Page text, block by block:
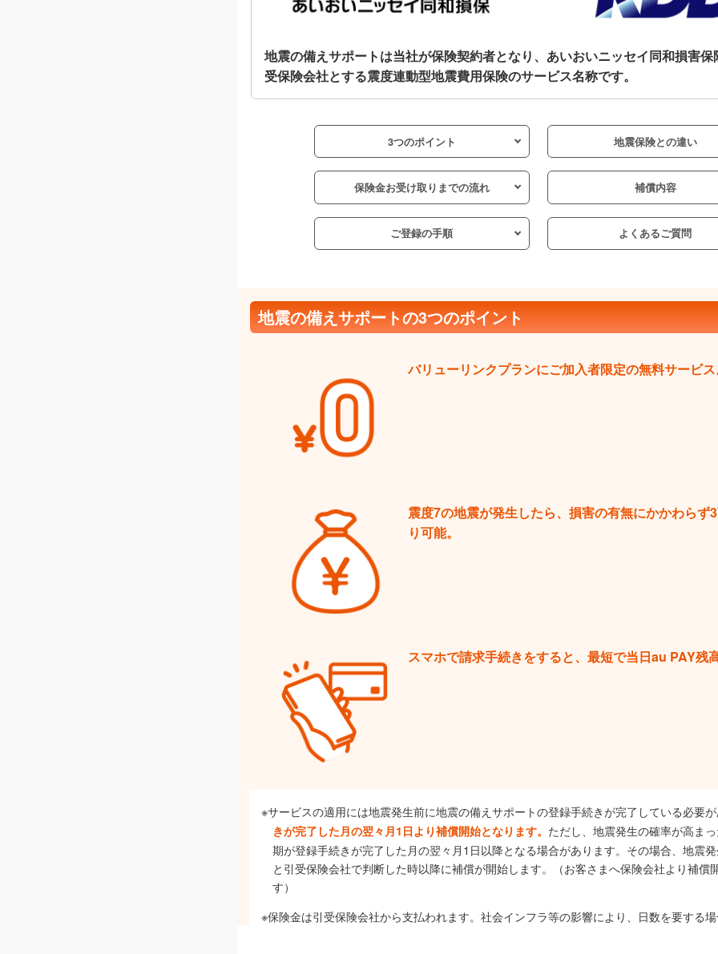
地震の備えサポートは当社が保険契約者となり、あいおいニッセイ同和損害
受保険会社とする震度連動型地震費用保険のサービス名称です。
3つのポイント 地震保険との違い
保険金お受け取り までの流れ 補償内容
ご登録の手順 よくあるご質問
地震の備えサポートの3つのポイント
バリューリンクプランにご加入者限定の無料サービ
震度7の地震が発生したら、損害の有無にかかわらず
り可能。
スマホで請求手続きをすると、最短で当日au PAY残
※サービスの適用には地震発生前に地震の備えサポートの登録手続きが完了している必要
きが完了した月の翌々月1日より補償開始となります。 ただし、地震発生の確率が高ま
期が登録手続きが完了した月の翌々月1日以降となる場合があります。その場合、地震
と引受保険会社で判断した時以降に補償が開始します。（お客さまへ保険会社より補償
す）
※保険金は引受保険会社から支払われます。社会インフラ等の影響により、日数を要する